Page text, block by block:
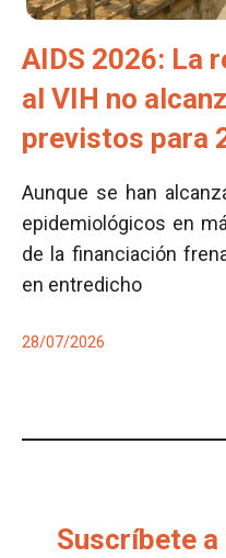
AIDS 2026: La
al VIH no
previstos para
Aunque se han
epidemiológicos en
de la financiación
en entredicho
28/07/2026
Suscríbete